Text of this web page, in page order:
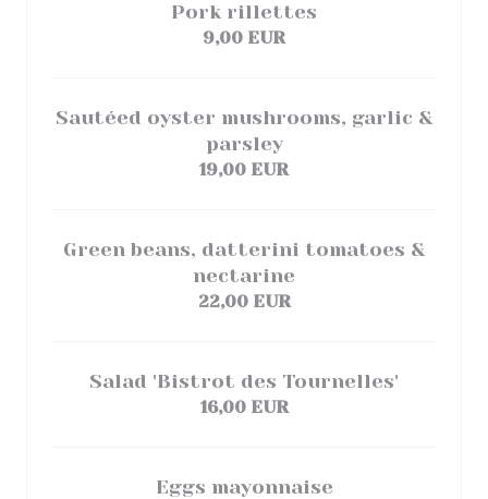
Pork rillettes
9,00 EUR
Sautéed oyster mushrooms, garlic &
parsley
19,00 EUR
Green beans, datterini tomatoes &
nectarine
22,00 EUR
Salad 'Bistrot des Tournelles'
16,00 EUR
Eggs mayonnaise